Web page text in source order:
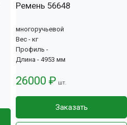
Ремень 56648
многоручьевой
Вес - кг
Профиль -
Длина - 4953 мм
26000 ₽ шт.
Заказать